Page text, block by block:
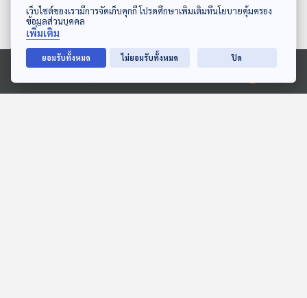
ดาวน์โหลด Thai PBS Podcast Application
Ⓒ 2020 องค์การกระจายเสียงและแพร่ภาพสาธารณะแห่งประเทศไทย
เว็บไซต์ของเรามีการจัดเก็บคุกกี้ โปรดศึกษาเพิ่มเติมที่นโยบายคุ้มครอง
ข้อมูลส่วนบุคคล
เพิ่มเติม
ยอมรับทั้งหมด ไม่ยอมรับทั้งหมด ปิด